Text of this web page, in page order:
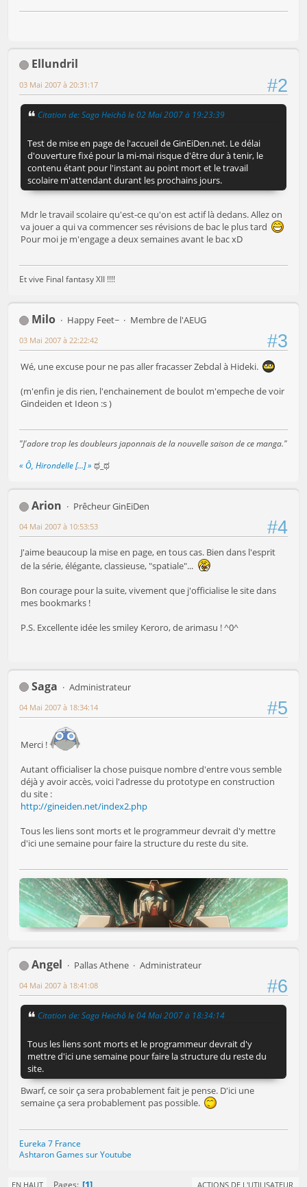
Ellundril
#2
03 Mai 2007 à 20:31:17
Citation de: Saga Heichô le 02 Mai 2007 à 19:23:39
Test de mise en page de l'accueil de GinEiDen.net. Le délai
d'ouverture fixé pour la mi-mai risque d'être dur à tenir, le
contenu étant pour l'instant au point mort et le travail
scolaire m'attendant durant les prochains jours.
Mdr le travail scolaire qu'est-ce qu'on est actif là dedans. Allez on
va jouer a qui va commencer ses révisions de bac le plus tard
Pour moi je m'engage a deux semaines avant le bac xD
Et vive Final fantasy XII !!!!
Milo Happy Feet~ Membre de l'AEUG
#3
03 Mai 2007 à 22:22:42
Wé, une excuse pour ne pas aller fracasser Zebdal à Hideki.
(m'enfin je dis rien, l'enchainement de boulot m'empeche de voir
Gindeiden et Ideon :s )
"J'adore trop les doubleurs japonnais de la nouvelle saison de ce manga."
« Ô, Hirondelle [...] » ಥ_ಥ
Arion Prêcheur GinEiDen
#4
04 Mai 2007 à 10:53:53
J'aime beaucoup la mise en page, en tous cas. Bien dans l'esprit
de la série, élégante, classieuse, "spatiale"...
Bon courage pour la suite, vivement que j'officialise le site dans
mes bookmarks !
P.S. Excellente idée les smiley Keroro, de arimasu ! ^0^
Saga Administrateur
#5
04 Mai 2007 à 18:34:14
Merci !
Autant officialiser la chose puisque nombre d'entre vous semble
déjà y avoir accès, voici l'adresse du prototype en construction
du site :
http://gineiden.net/index2.php
Tous les liens sont morts et le programmeur devrait d'y mettre
d'ici une semaine pour faire la structure du reste du site.
Angel Pallas Athene Administrateur
#6
04 Mai 2007 à 18:41:08
Citation de: Saga Heichô le 04 Mai 2007 à 18:34:14
Tous les liens sont morts et le programmeur devrait d'y
mettre d'ici une semaine pour faire la structure du reste du
site.
Bwarf, ce soir ça sera probablement fait je pense. D'ici une
semaine ça sera probablement pas possible.
Eureka 7 France
Ashtaron Games sur Youtube
EN HAUT Pages 1 ACTIONS DE L'UTILISATEUR